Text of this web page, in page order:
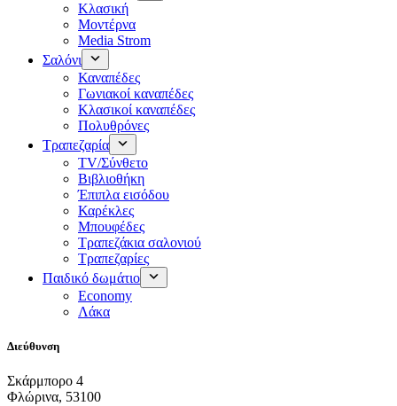
Κλασική
Μοντέρνα
Media Strom
Σαλόνι
Καναπέδες
Γωνιακοί καναπέδες
Κλασικοί καναπέδες
Πολυθρόνες
Τραπεζαρία
TV/Σύνθετο
Βιβλιοθήκη
Έπιπλα εισόδου
Καρέκλες
Μπουφέδες
Τραπεζάκια σαλονιού
Τραπεζαρίες
Παιδικό δωμάτιο
Economy
Λάκα
Διεύθυνση
Σκάρμπορο 4
Φλώρινα, 53100